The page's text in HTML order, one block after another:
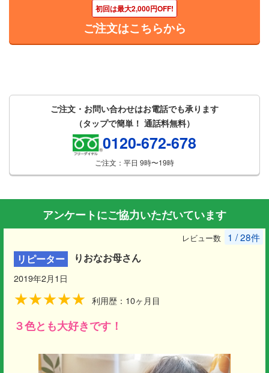
初回は最大2,000円OFF!
ご注文はこちらから
ご注文・お問い合わせはお電話でも承ります
（タップで簡単！ 通話料無料）
0120-672-678
ご注文：平日 9時〜19時
アンケートにご協力いただいています
リピーター りおなお母さん
2019年2月1日
★★★★★ 利用歴：10ヶ月目
３色とも大好きです！
レビュー数 1 / 28件